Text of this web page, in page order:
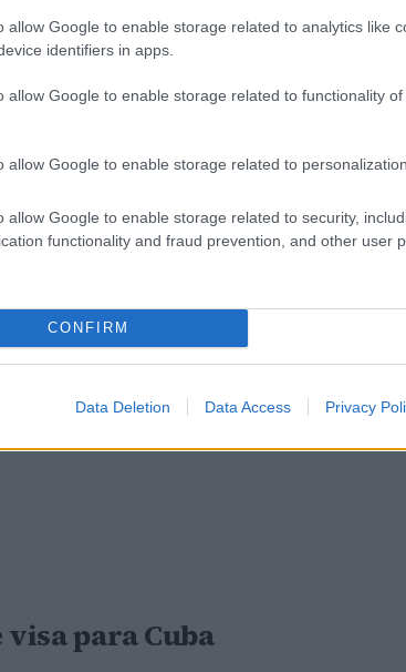
allow Google to enable storage related to analytics like
identifiers in apps.
allow Google to enable storage related to functionality
allow Google to enable storage related to personalization.
allow Google to enable storage related to security,
functionality and fraud prevention, and other user
CONFIRM
Data Deletion Data Access Privacy
se requieran documentos adicionales
de informarte con antelación para
un visado
para Cuba